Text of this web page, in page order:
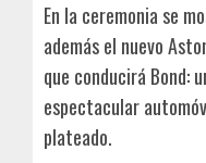
En la ceremonia se
además el nuevo
que conducirá Bond:
espectacular
plateado.